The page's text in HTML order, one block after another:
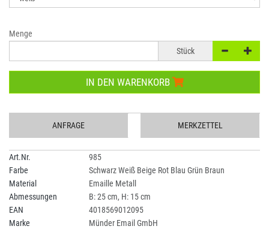
Menge
Stück
IN DEN WARENKORB
ANFRAGE MERKZETTEL
Art.Nr.
985
Farbe
Schwarz Weiß Beige Rot Blau Grün Braun
Material
Emaille Metall
Abmessungen
B: 25 cm, H: 15 cm
EAN
4018569012095
Marke
Münder Email GmbH